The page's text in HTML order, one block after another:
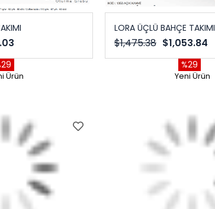
Ürün
LORA ÜÇLÜ BAHÇE TAKIMI
$1,053.84
$1,475.38
%29
Yeni Ürün